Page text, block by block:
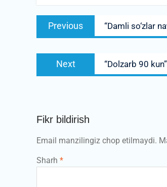
Post
menyusi
Previous
post:
“Damli so‘zlar
Next
post:
“Dolzarb 90
Fikr bildirish
Email manzilingiz chop etilmaydi.
Sharh *